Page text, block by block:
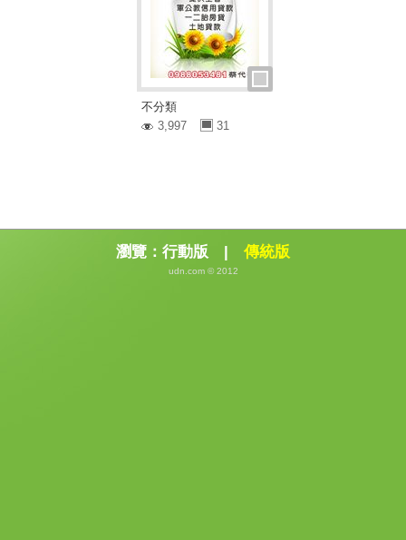
不分類
3,997
31
瀏覽： 行動版 | 傳統版
udn.com © 2012